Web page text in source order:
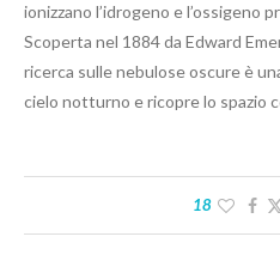
ionizzano l’idrogeno e l’ossigeno
Scoperta nel 1884 da Edward
ricerca sulle nebulose oscure è
cielo notturno e ricopre lo spazio
18